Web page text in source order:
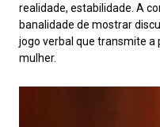
realidade, estabilidade. A
banalidade de mostrar
jogo verbal que transmite a
mulher.